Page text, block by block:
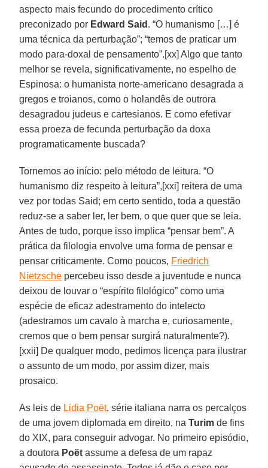
aspecto mais fecundo do procedimento crítico
preconizado por Edward Said . “O humanismo […] é
uma técnica da perturbação”; “temos de praticar um
modo para-doxal de pensamento”.[xx] Algo que tanto
melhor se revela, significativamente, no espelho de
Espinosa: o humanista norte-americano desagrada a
gregos e troianos, como o holandês de outrora
desagradou judeus e cartesianos. E como efetivar
essa proeza de fecunda perturbação da doxa
programaticamente buscada?
Tornemos ao início: pelo método de leitura. “O
humanismo diz respeito à leitura”,[xxi] reitera de uma
vez por todas Said; em certo sentido, toda a questão
reduz-se a saber ler, ler bem, o que quer que se leia.
Antes de tudo, porque isso implica “pensar bem”. A
prática da filologia envolve uma forma de pensar e
pensar criticamente. Como poucos, Friedrich
Nietzsche percebeu isso desde a juventude e nunca
deixou de louvar o “espírito filológico” como uma
espécie de eficaz adestramento do intelecto
(adestramos um cavalo à marcha e, curiosamente,
cremos que o bem pensar surgirá naturalmente?).
[xxii] De qualquer modo, pedimos licença para ilustrar
o assunto de um modo, por assim dizer, mais
prosaico.
As leis de Lidia Poët, série italiana narra os percalços
de uma jovem diplomada em direito, naTurim de fins
do XIX, para conseguir advogar. No primeiro episódio,
a doutora Poët assume a defesa de um rapaz